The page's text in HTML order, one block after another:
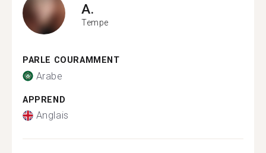
A.
Tempe
PARLE COURAMMENT
Arabe
APPREND
Anglais